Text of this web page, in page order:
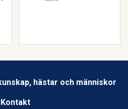
hästar och människor
Kontakt